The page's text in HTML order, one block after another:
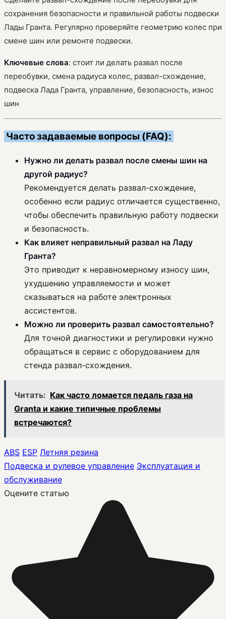
сохранения безопасности и правильной работы подвески
Лады Гранта. Регулярно проверяйте геометрию колес при
смене шин или ремонте подвески.
Ключевые слова: стоит ли делать развал после
переобувки, смена радиуса колес, развал-схождение,
подвеска Лада Гранта, управление, безопасность, износ
шин
Часто задаваемые вопросы (FAQ):
Нужно ли делать развал после смены шин на
другой радиус?
Рекомендуется делать развал-схождение,
особенно если радиус отличается существенно,
чтобы обеспечить правильную работу подвески
и безопасность.
Как влияет неправильный развал на Ладу
Гранта?
Это приводит к неравномерному износу шин,
ухудшению управляемости и может
сказываться на работе электронных
ассистентов.
Можно ли проверить развал самостоятельно?
Для точной диагностики и регулировки нужно
обращаться в сервис с оборудованием для
стенда развал-схождения.
Читать: Как часто ломается педаль газа на
Granta и какие типичные проблемы
встречаются?
ABS ESP Летняя резина
Подвеска и рулевое управление Эксплуатация и
обслуживание
Оцените статью